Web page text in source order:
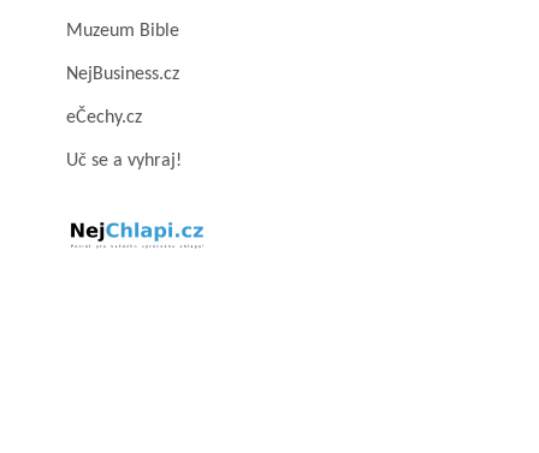
Muzeum Bible
NejBusiness.cz
eČechy.cz
Uč se a vyhraj!